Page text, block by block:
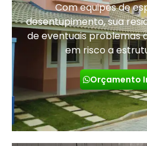
Com equipes de
desentupimento, sua
de eventuais problemas
em risco a
Orçamento